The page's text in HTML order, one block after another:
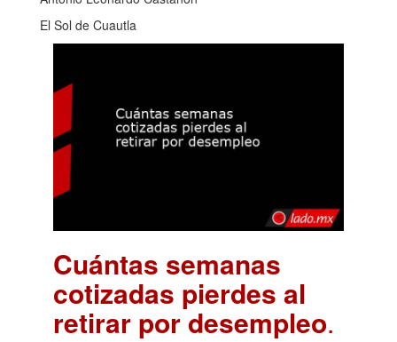
El Sol de Cuautla
Cuántas semanas
cotizadas pierdes al
retirar por desempleo.